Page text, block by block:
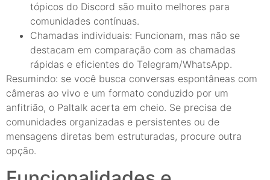
tópicos do Discord são muito melhores para
comunidades contínuas.
Chamadas individuais: Funcionam, mas não se
destacam em comparação com as chamadas
rápidas e eficientes do Telegram/WhatsApp.
Resumindo: se você busca conversas espontâneas com
câmeras ao vivo e um formato conduzido por um
anfitrião, o Paltalk acerta em cheio. Se precisa de
comunidades organizadas e persistentes ou de
mensagens diretas bem estruturadas, procure outra
opção.